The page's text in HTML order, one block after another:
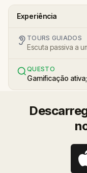
Experiência
TOURS GUIADOS
Escuta passiva a
QUESTO
Gamificação